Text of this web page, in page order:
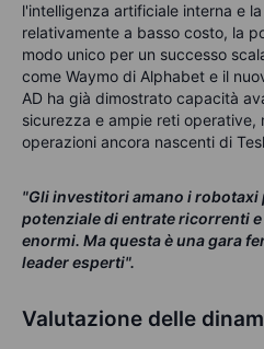
l'intelligenza artificiale interna e
relativamente a basso costo, la
modo unico per un successo
come Waymo di Alphabet e il
AD ha già dimostrato capacità
sicurezza e ampie reti
operazioni ancora nascenti di
"Gli investitori amano i robotaxi
potenziale di entrate ricorrenti
enormi. Ma questa è una gara
leader esperti".
Valutazione delle